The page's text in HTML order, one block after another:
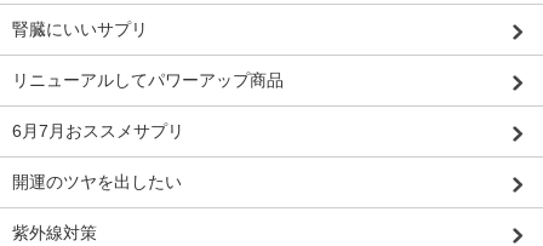
腎臓にいいサプリ
リニューアルしてパワーアップ商品
6月7月おススメサプリ
開運のツヤを出したい
紫外線対策